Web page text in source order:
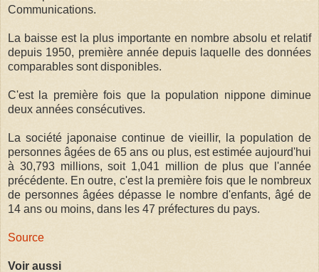
Communications.
La baisse est la plus importante en nombre absolu et relatif
depuis 1950, première année depuis laquelle des données
comparables sont disponibles.
C'est la première fois que la population nippone diminue
deux années consécutives.
La société japonaise continue de vieillir, la population de
personnes âgées de 65 ans ou plus, est estimée aujourd'hui
à 30,793 millions, soit 1,041 million de plus que l'année
précédente. En outre, c'est la première fois que le nombreux
de personnes âgées dépasse le nombre d'enfants, âgé de
14 ans ou moins, dans les 47 préfectures du pays.
Source
Voir aussi